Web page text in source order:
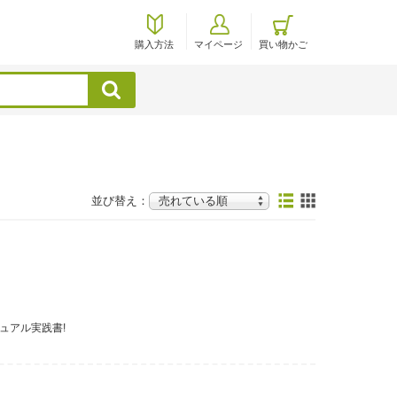
購入方法 マイページ 買い物かご
検索
並び替え：
アル実践書!